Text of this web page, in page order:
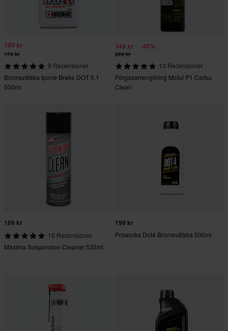
169 kr
179 kr
9 Recensioner
Bromsvätska Ipone Brake DOT 5.1
500ml
149 kr -45%
269 kr
13 Recensioner
Förgasarrengöring Motul P1 Carbu
Clean
169 kr
16 Recensioner
Maxima Suspension Cleaner 535ml
199 kr
Proworks Dot4 Bromsvätska 500ml